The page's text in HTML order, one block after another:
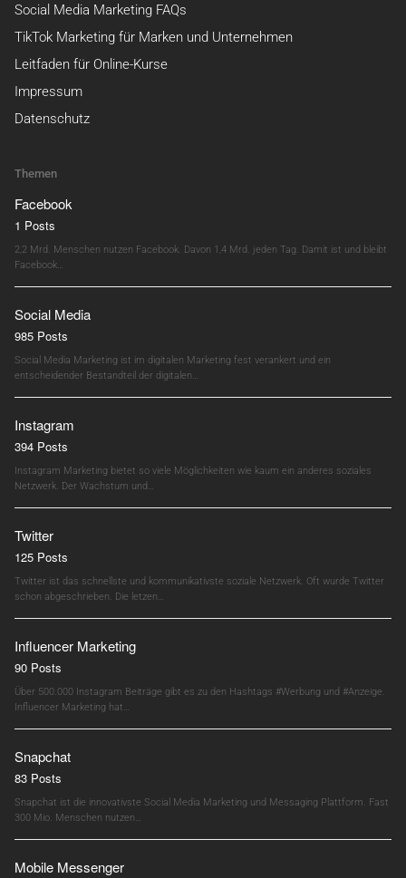
Social Media Marketing FAQs
TikTok Marketing für Marken und Unternehmen
Leitfaden für Online-Kurse
Impressum
Datenschutz
Themen
Facebook
1 Posts
2,2 Mrd. Menschen nutzen Facebook. Davon 1,4 Mrd. jeden Tag. Damit ist und bleibt
Facebook…
Social Media
985 Posts
Social Media Marketing ist im digitalen Marketing fest verankert und ein
entscheidender Bestandteil der digitalen…
Instagram
394 Posts
Instagram Marketing bietet so viele Möglichkeiten wie kaum ein anderes soziales
Netzwerk. Der Wachstum und…
Twitter
125 Posts
Twitter ist das schnellste und kommunikativste soziale Netzwerk. Oft wurde Twitter
schon abgeschrieben. Die letzen…
Influencer Marketing
90 Posts
Über 500.000 Instagram Beiträge gibt es zu den Hashtags #Werbung und #Anzeige.
Influencer Marketing hat…
Snapchat
83 Posts
Snapchat ist die innovativste Social Media Marketing und Messaging Plattform. Fast
300 Mio. Menschen nutzen…
Mobile Messenger